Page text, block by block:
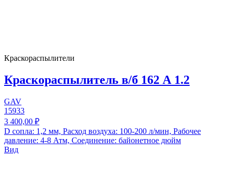
Краскораспылители
Краскораспылитель в/б 162 А 1.2
GAV
15933
3 400,00 ₽
D сопла: 1,2 мм, Расход воздуха: 100-200 л/мин, Рабочее
давление: 4-8 Атм, Соединение: байонетное дюйм
Вид